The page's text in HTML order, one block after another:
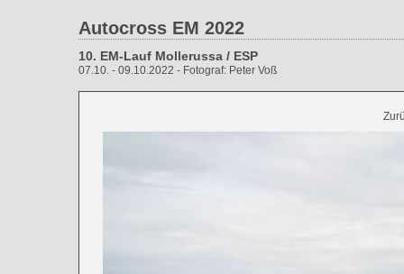
Autocross EM 2022
10. EM-Lauf Mollerussa / ESP
07.10. - 09.10.2022 - Fotograf: Peter Voß